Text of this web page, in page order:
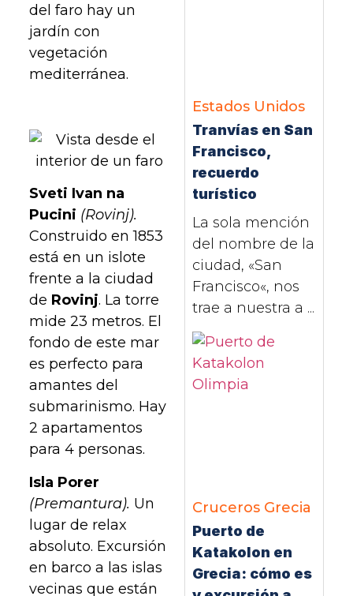
del faro hay un
jardín con
vegetación
mediterránea.
Sveti Ivan na
Pucini (Rovinj).
Construido en 1853
está en un islote
frente a la ciudad
de Rovinj. La torre
mide 23 metros. El
fondo de este mar
es perfecto para
amantes del
submarinismo. Hay
2 apartamentos
para 4 personas.
Isla Porer
(Premantura). Un
lugar de relax
absoluto. Excursión
en barco a las islas
vecinas que están
Estados Unidos
Tranvías en San
Francisco,
recuerdo
turístico
La sola mención
del nombre de la
ciudad, «San
Francisco«, nos
trae a nuestra a ...
Cruceros Grecia
Puerto de
Katakolon en
Grecia: cómo es